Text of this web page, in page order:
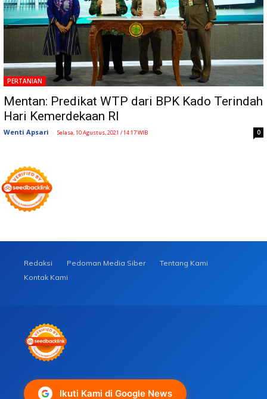
PERTANIAN
Mentan: Predikat WTP dari BPK Kado Terindah
Hari Kemerdekaan RI
Wenti Apsari - Selasa, 10 Agustus, 2021 / 14:17 WIB 0
Redaksi Pedoman Media Siber
Tentang Kami
Kontak Kami
Ikuti Kami di Google News